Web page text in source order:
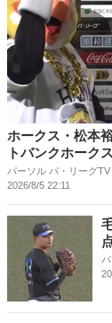
ホークス・松本
トバンクホーク
パーソル パ・リーグTV
2026/8/5 22:11